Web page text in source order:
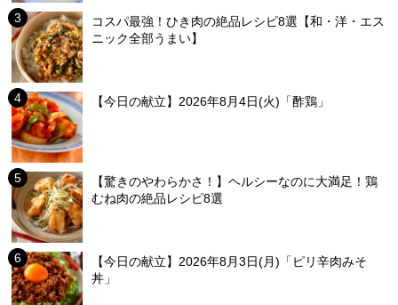
コスパ最強！ひき肉の絶品レシピ8選【和・洋・エス
ニック全部うまい】
【今日の献立】2026年8月4日(火)「酢鶏」
【驚きのやわらかさ！】ヘルシーなのに大満足！鶏
むね肉の絶品レシピ8選
【今日の献立】2026年8月3日(月)「ピリ辛肉みそ
丼」